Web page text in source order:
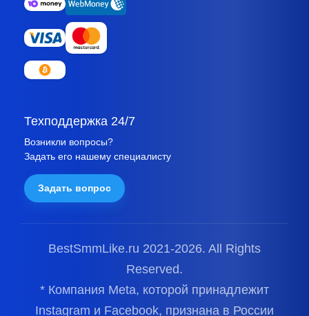
Техподдержка 24/7
Возникли вопросы?
Задать его нашему специалисту
Задать вопрос
BestSmmLike.ru 2021-2026. All Rights
Reserved.
* Компания Meta, которой принадлежит
Instagram и Facebook, признана в России